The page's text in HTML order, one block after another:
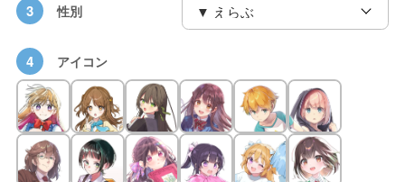
3 性別
4 アイコン